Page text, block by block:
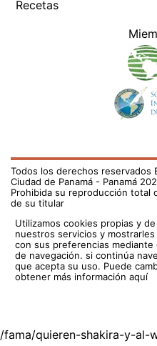
Todos los derechos reservados
Ciudad de Panamá - Panamá
Prohibida su reproducción total
de su titular
Utilizamos cookies propias y de
nuestros servicios y mostrarles
con sus preferencias mediante
de navegación. si continúa
que acepta su uso.Puede
obtener más información aquí
de-la-cancion-oficial-de-